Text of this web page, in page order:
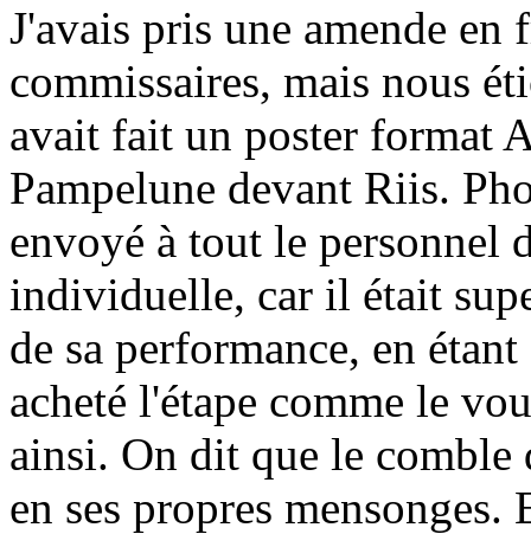
J'avais pris une amende en
commissaires, mais nous
avait fait un poster format
Pampelune devant Riis.
envoyé à tout le personnel
individuelle, car il était
de sa performance, en
acheté l'étape comme le
ainsi. On dit que le comble
en ses propres